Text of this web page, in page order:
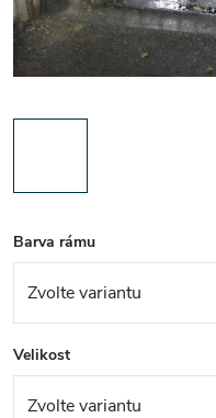
Barva rámu
Velikost